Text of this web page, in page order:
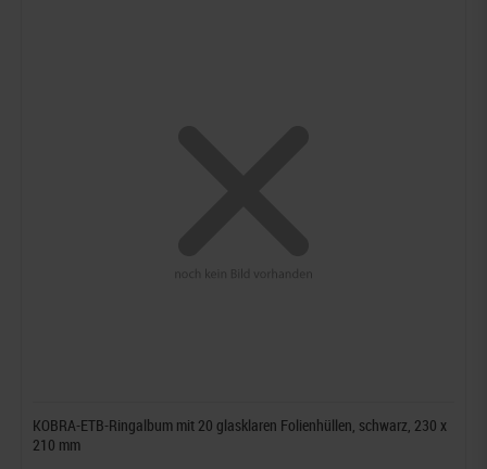
KOBRA-ETB-Ringalbum mit 20 glasklaren Folienhüllen, schwarz, 230 x
210 mm